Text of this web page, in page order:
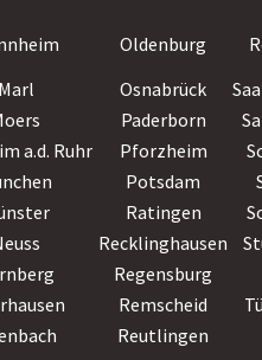
Oldenburg
Marl Osnabrück
Paderborn
a.d. Ruhr Pforzheim
Potsdam
Ratingen
Recklinghausen
Regensburg
Remscheid
Reutlingen